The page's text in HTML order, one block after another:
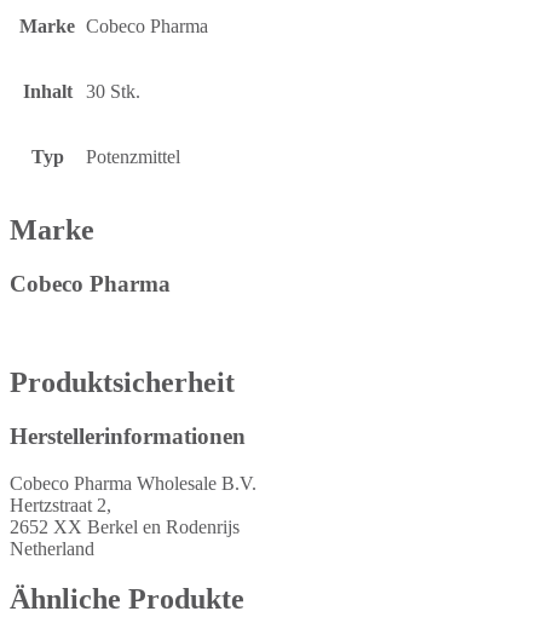
Marke Cobeco Pharma
Inhalt 30 Stk.
Typ Potenzmittel
Marke
Cobeco Pharma
Produktsicherheit
Herstellerinformationen
Cobeco Pharma Wholesale B.V.
Hertzstraat 2,
2652 XX Berkel en Rodenrijs
Netherland
Ähnliche Produkte